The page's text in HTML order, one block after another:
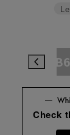
AB6
Check